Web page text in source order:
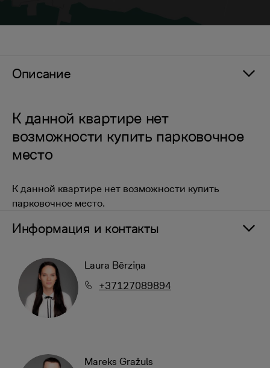
Описание
К данной квартире нет
возможности купить парковочное
место
К данной квартире нет возможности купить
парковочное место.
Информация и контакты
Laura Bērziņa
+37127089894
Mareks Gražuls